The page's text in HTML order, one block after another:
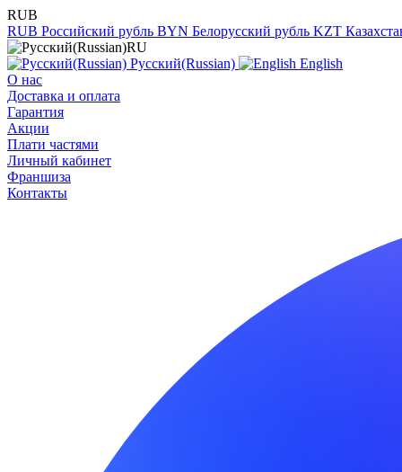
RUB
RUB Российский рубль BYN Белорусский рубль KZT
RU
Русский(Russian)
English
О нас
Доставка и оплата
Гарантия
Акции
Плати частями
Личный кабинет
Франшиза
Контакты